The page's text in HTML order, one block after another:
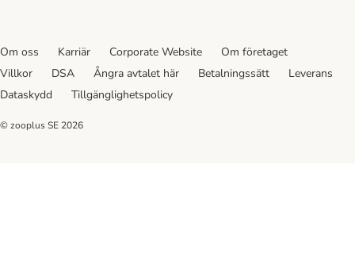
Om oss Karriär Corporate Website
Om företaget
Villkor
DSA Ångra avtalet här Betalningssätt
Leverans
Dataskydd
Tillgänglighetspolicy
© zooplus SE 2026